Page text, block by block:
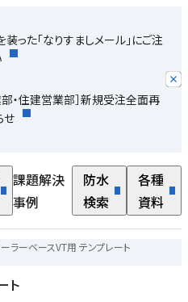
った「なりすましメール」にご注
部・住建営業部］新規受注全面再
せ
課題解決
事例
防水
検索
各種
資料
ーラーベースVT用 テンプレート
ト